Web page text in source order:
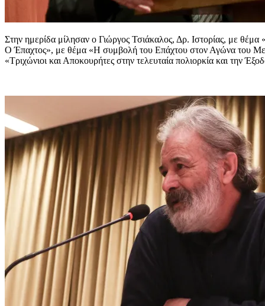
Στην ημερίδα μίλησαν ο Γιώργος Τσιάκαλος, Δρ. Ιστορίας, με
Ο Έπαχτος», με θέμα «Η συμβολή του Επάχτου στον Αγώνα του
«Τριχώνιοι και Αποκουρήτες στην τελευταία πολιορκία και την